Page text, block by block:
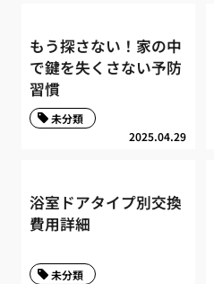
もう探さない！家の中
で鍵を失くさない予防
習慣
2025.04.29
未分類
浴室ドアタイプ別交換
費用詳細
未分類